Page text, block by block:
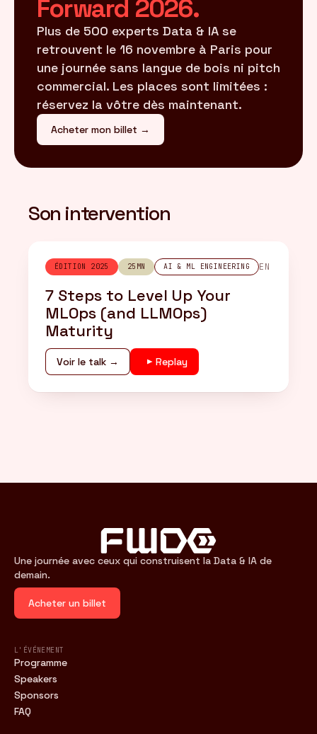
Forward 2026.
Plus de 500 experts Data & IA se
retrouvent le 16 novembre à Paris pour
une journée sans langue de bois ni pitch
commercial. Les places sont limitées :
réservez la vôtre dès maintenant.
Acheter mon billet →
Son intervention
ÉDITION 2025 25MN AI & ML ENGINEERING EN
7 Steps to Level Up Your
MLOps (and LLMOps)
Maturity
Voir le talk → Replay
Une journée avec ceux qui construisent la Data & IA de
demain.
Acheter un billet
L'ÉVÉNEMENT
Programme
Speakers
Sponsors
FAQ